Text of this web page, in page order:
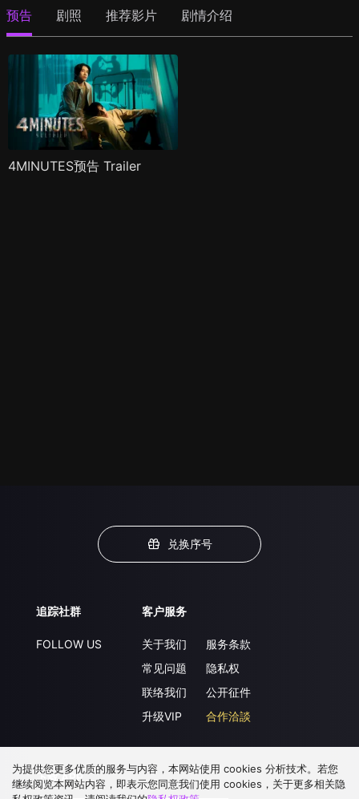
预告 剧照 推荐影片 剧情介绍
4MINUTES预告 Trailer
兑换序号
追踪社群
FOLLOW US
客户服务
关于我们
常见问题
联络我们
升级VIP
服务条款
隐私权
公开征件
合作洽談
下载 APP
为提供您更多优质的服务与内容，本网站使用 cookies 分析技术。若您
继续阅览本网站内容，即表示您同意我们使用 cookies，关于更多相关隐